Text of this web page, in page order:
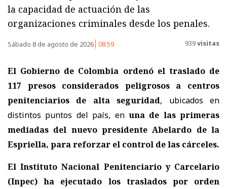
la capacidad de actuación de las
organizaciones criminales desde los penales.
Sábado 8 de agosto de 2026 08:59 939visitas
El Gobierno de Colombia ordenó el traslado de
117 presos considerados peligrosos a centros
penitenciarios de alta seguridad, ubicados en
distintos puntos del país, en una de las primeras
mediadas del nuevo presidente Abelardo de la
Espriella, para reforzar el control de las cárceles.
El Instituto Nacional Penitenciario y Carcelario
(Inpec) ha ejecutado los traslados por orden